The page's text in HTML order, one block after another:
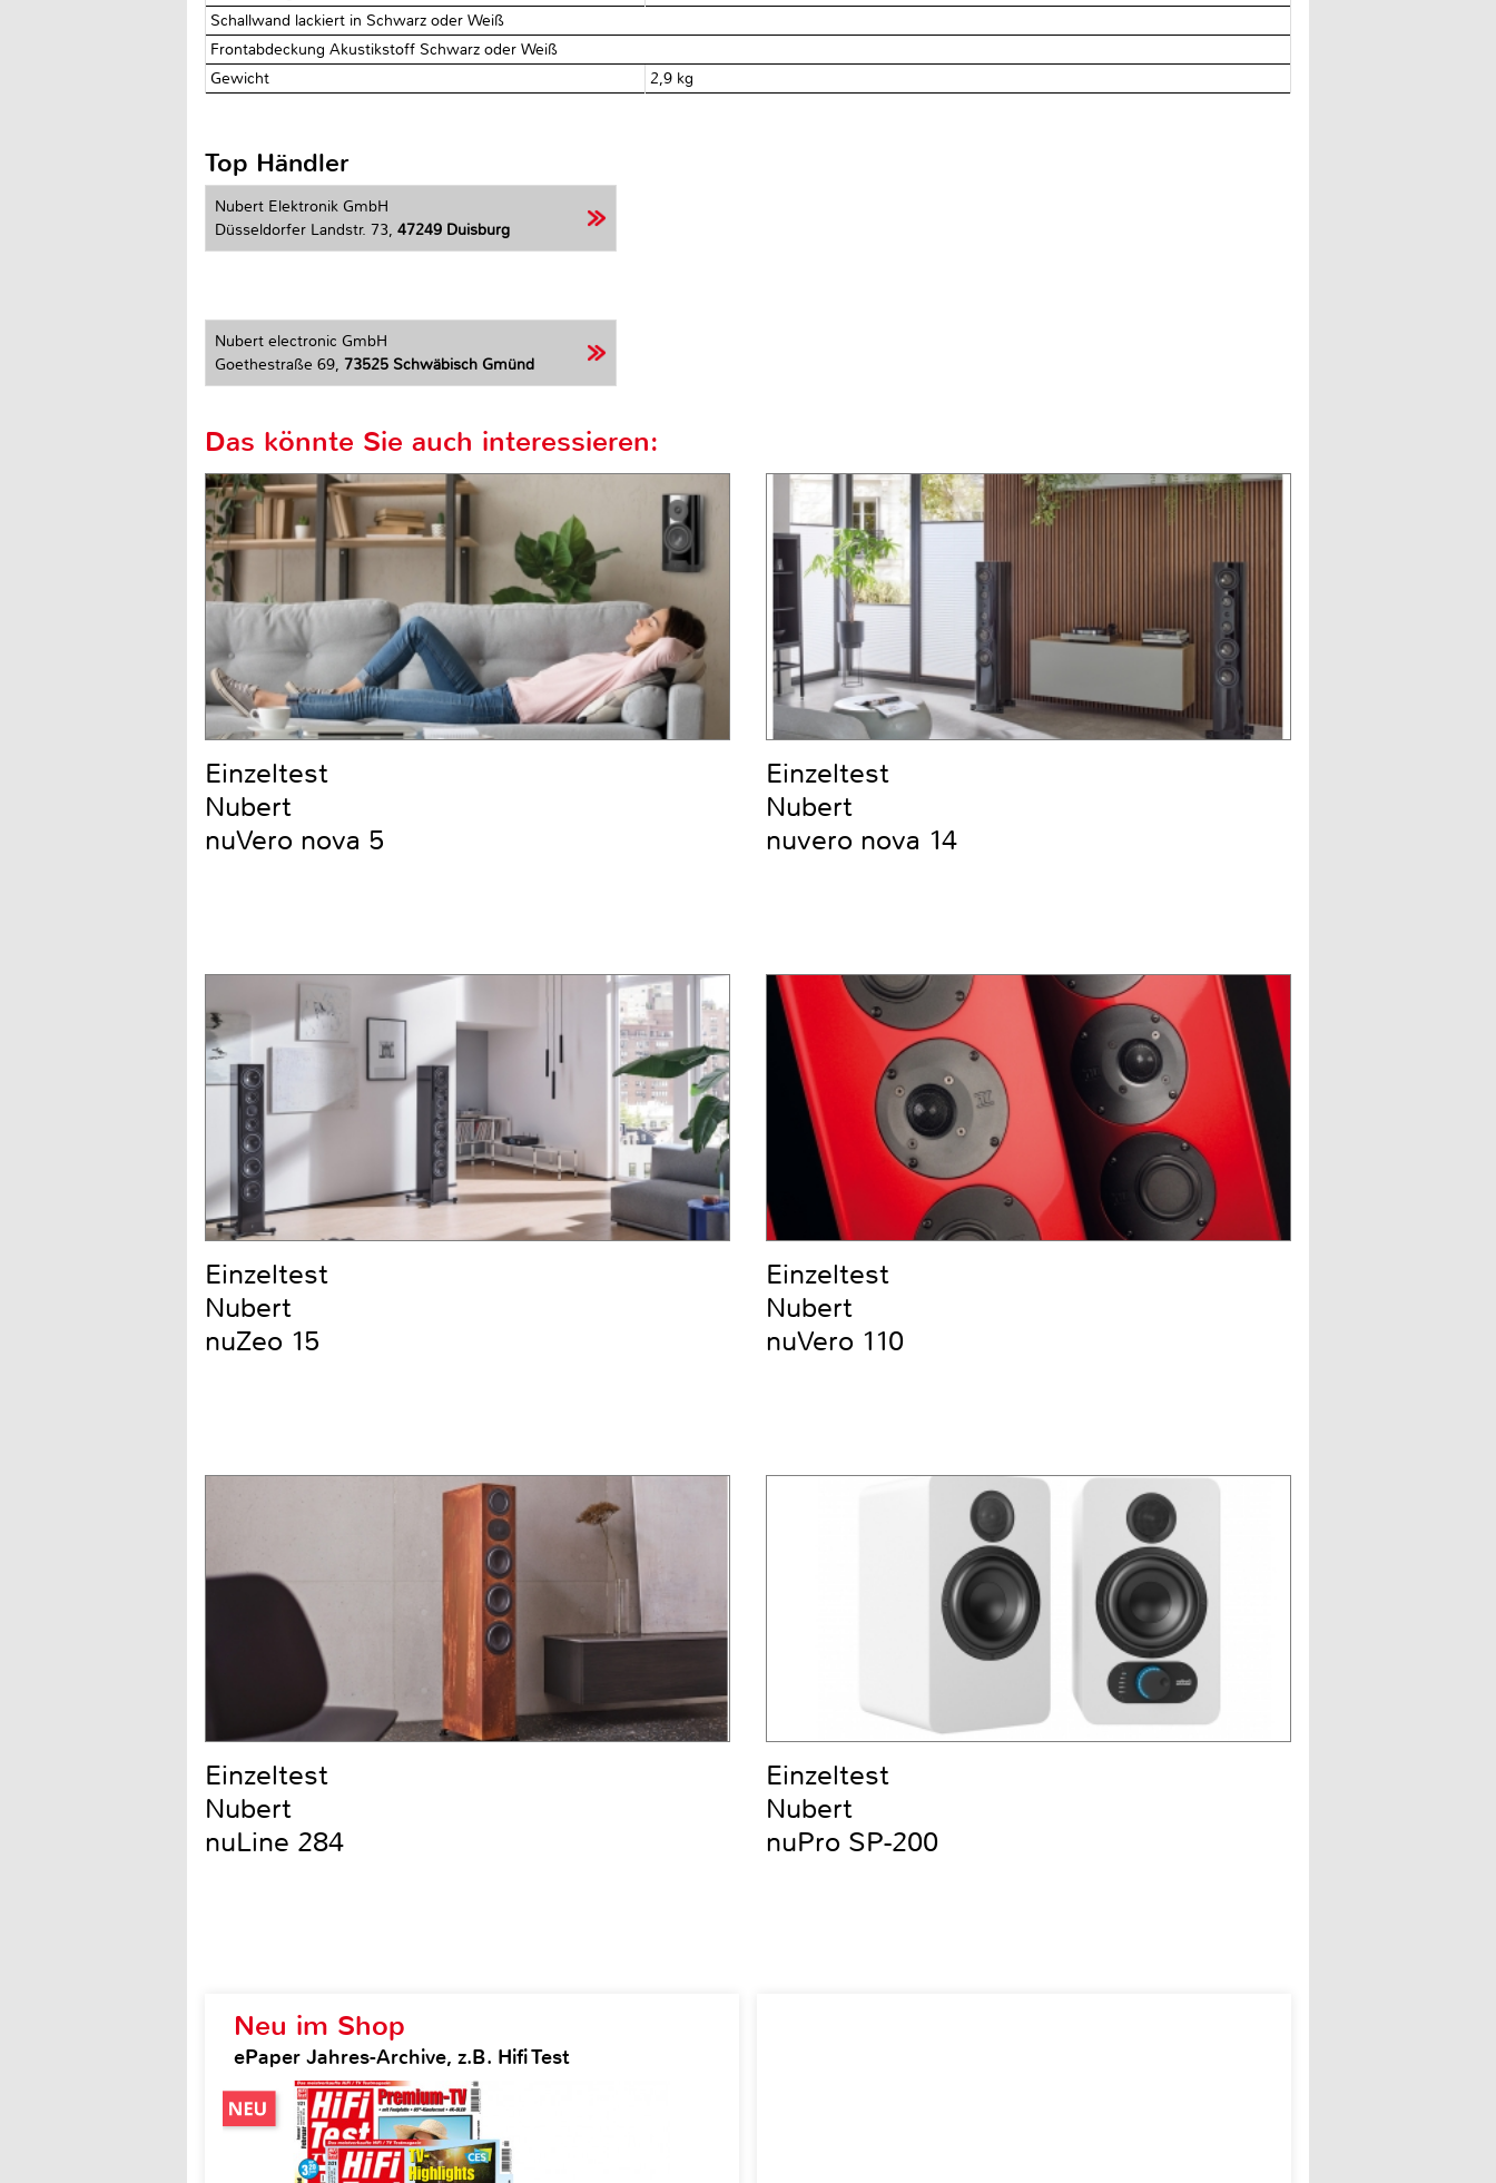
Schallwand lackiert in Schwarz oder Weiß
Frontabdeckung Akustikstoff Schwarz oder Weiß
Gewicht
2,9 kg
Top Händler
Nubert Elektronik GmbH
Düsseldorfer Landstr. 73, 47249 Duisburg
Nubert electronic GmbH
Goethestraße 69, 73525 Schwäbisch Gmünd
Neu im Shop
ePaper Jahres-Archive, z.B. Hifi Test
Das könnte Sie auch interessieren:
Einzeltest
Nubert
nuVero nova 5
Einzeltest
Nubert
nuvero nova 14
Einzeltest
Nubert
nuZeo 15
Einzeltest
Nubert
nuVero 110
Einzeltest
Nubert
nuLine 284
Einzeltest
Nubert
nuPro SP-200